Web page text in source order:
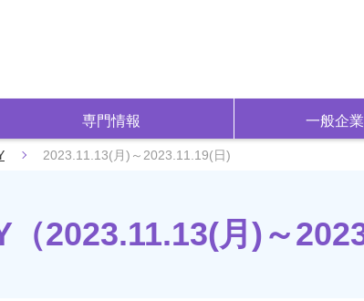
専門情報 一般企
2023.11.13(月)～2023.11.19(日)
2023.11.13(月)～